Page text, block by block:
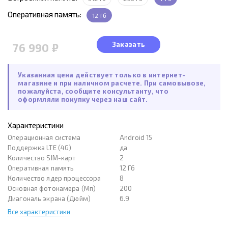
Оперативная память: 12 Гб
76 990 ₽ Заказать
Указанная цена действует только в интернет-
магазине и при наличном расчете. При самовывозе,
пожалуйста, сообщите консультанту, что
оформляли покупку через наш сайт.
Характеристики
Операционная система
Android 15
Поддержка LTE (4G)
да
Количество SIM-карт
2
Оперативная память
12 Гб
Количество ядер процессора
8
Основная фотокамера (Мп)
200
Диагональ экрана (Дюйм)
6.9
Все характеристики